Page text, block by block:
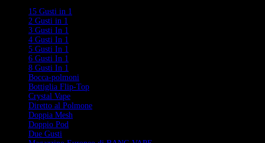
15 Gusti in 1
2 Gusti in 1
3 Gusti In 1
4 Gusti In 1
5 Gusti In 1
6 Gusti In 1
8 Gusti In 1
Bocca-polmoni
Bottiglia Flip-Top
Crystal Vape
Diretto al Polmone
Doppia Mesh
Doppio Pod
Due Gusti